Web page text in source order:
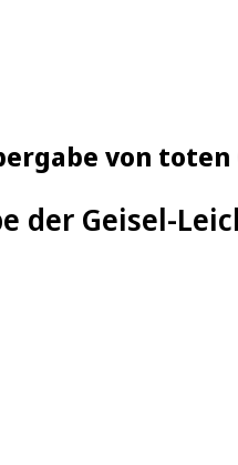
von
der Geisel-